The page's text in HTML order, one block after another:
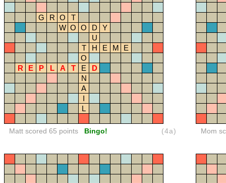
G R O
T
W O O D
Y
U
T
H E M
E
O
R
E P L A T E
D
N
A
I
L
Matt scored 65 points Bingo! (4a) Mom